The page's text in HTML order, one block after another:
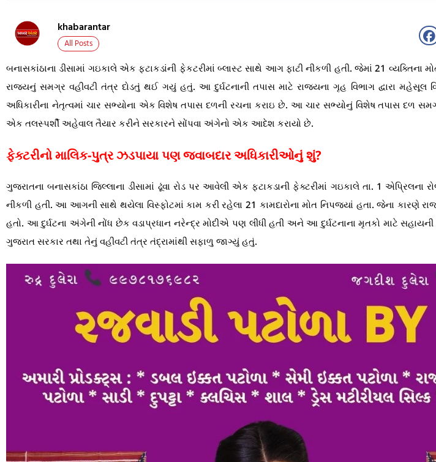
khabarantar
All Posts
બનાસકાંઠાના ડીસામાં ગઇકાલે એક ફટાકડાંની ફેકટરીમાં બ્લાસ્ટ સાથે આગ ફાટી નીકળી હતી. જેમાં 21 વ્યક્તિના
રાજયનું સમગ્ર વહીવટી તંત્ર દોડતું થઈ ગયું હતું. આ દુર્ઘટનાની તપાસ માટે રાજ્યના ગૃહ વિભાગ દ્વારા મહેસૂલ
અધિકારીના નેતૃત્વમાં ચાર સભ્યોના એક વિશેષ તપાસ દળની રચના કરાઇ છે. આ ચાર સભ્યોનું વિશેષ તપાસ દળ
એક તલસ્પર્શી અહેવાલ તૈયાર કરીને સરકારને સોંપવા અંગેનો એક આદેશ કરાયો છે.
ફેક્ટરીનો માલિક-પુત્ર ઝડપાયા પણ જવાબદાર અધિકારીઓનું શું?
ગુજરાતના બનાસકાંઠા જિલ્લાના ડીસામાં ઢૂંવા રોડ પર આવેલી એક ફટાકડાની ફેક્ટરીમાં ગઇકાલે તા. 1
નીકળી હતી. આ આગની સાથે થયેલા વિસ્ફોટમાં કામ કરી રહેલા 21 કામદારોના મોત નિપજ્યાં હતા. જેના કારણે
હતો. આ દુર્ઘટના અંગેની નોંધ છેક વડાપ્રધાન નરેન્દ્ર મોદીએ પણ લીધી હતી અને આ દુર્ઘટનાના મૃતકો માટે સહાયની
ગુજરાત સરકાર તથા તેનું વહીવટી તંત્ર તંદ્રામાંથી સફાળુ જાગ્યું હતું.